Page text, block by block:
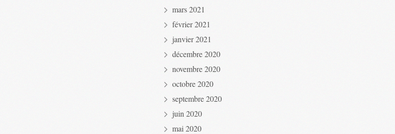
mars 2021
février 2021
janvier 2021
décembre 2020
novembre 2020
octobre 2020
septembre 2020
juin 2020
mai 2020